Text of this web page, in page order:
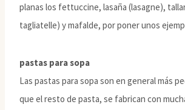
planas los fettuccine, lasaña (lasagne),
tagliatelle) y mafalde, por poner unos
pastas para sopa
Las pastas para sopa son en general más
que el resto de pasta, se fabrican con